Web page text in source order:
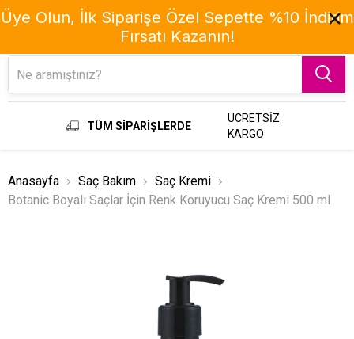
TÜM SİPARİŞLERDE
ÜCRETSİZ
KARGO
Anasayfa Saç Bakım
Saç Kremi
Botanic Boyalı Saçlar İçin Renk Koruyucu Saç Kremi 500 ml
Üye Olun, İlk Siparişe Özel Sepette %10 İndirim
Fırsatı Kazanın!